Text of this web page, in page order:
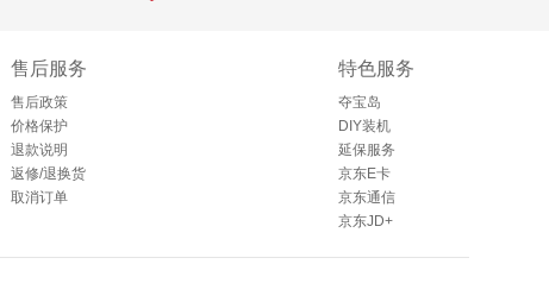
售后服务
售后政策
价格保护
退款说明
返修/退换货
取消订单
特色服务
夺宝岛
DIY装机
延保服务
京东E卡
京东通信
京东JD+